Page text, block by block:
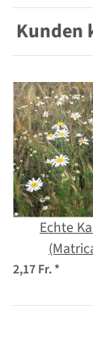
Kunden
Echte
2,17 Fr.*